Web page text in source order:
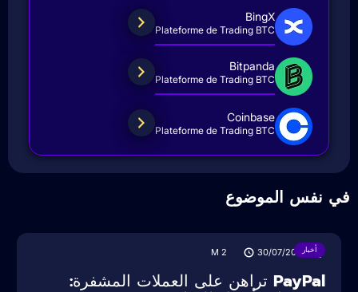
BingX
Plateforme de Trading BTC
Bitpanda
Plateforme de Trading BTC
Coinbase
Plateforme de Trading BTC
نفس الموضوع
أخبار M
PayPal تراهن على العملات المشفرة: